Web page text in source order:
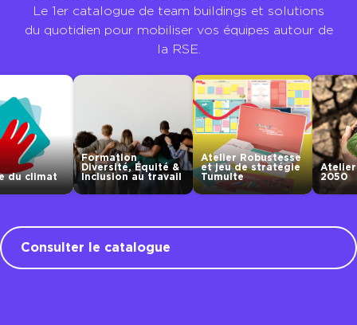
Le 1er catalogue de team buildings et solutions
du quotidien pour mobiliser vos équipes autour de
la RSE.
du climat
Formation
Diversité, Équité &
Inclusion au travail
Atelier Robustesse
et jeu de stratégie
Tumulte
Atelier
2050
Consulter le catalogue